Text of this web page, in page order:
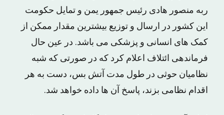
ربه منصور هادی رئیس جمهور یمن و تمایل حکومت
این کشور در ارسال و توزیع بیشترین مقدار ممکن از
کمک های انسانی و پزشکی می باشد. در عین حال
فرماندهی ائتلاف اعلام کرد که در صورتی که شبه
نظامیان حوثی در طول مدت آتش بس، دست به هر
اقدام نظامی بزند، پاسخ آن ها داده خواهد شد.